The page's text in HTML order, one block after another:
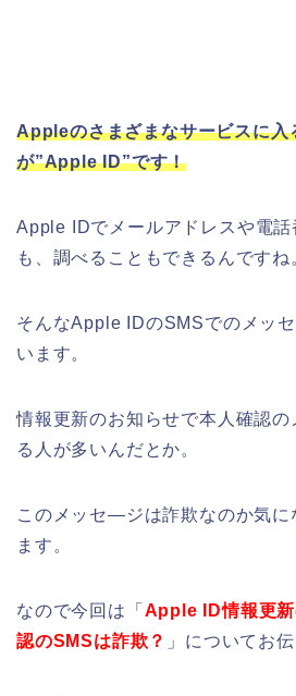
Appleのさまざまなサービスに入
が”Apple ID”です！
Apple IDでメールアドレスや電話
も、調べることもできるんですね
そんなApple IDのSMSでのメッ
います。
情報更新のお知らせで本人確認の
る人が多いんだとか。
このメッセ―ジは詐欺なのか気に
ます。
なので今回は「 Apple ID情報更
認のSMSは詐欺？ 」についてお